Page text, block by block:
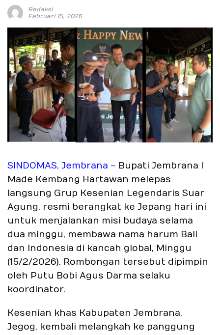
Redaksi
Februari 15, 2026
SINDOMAS, Jembrana – Bupati Jembrana I
Made Kembang Hartawan melepas
langsung Grup Kesenian Legendaris Suar
Agung, resmi berangkat ke Jepang hari ini
untuk menjalankan misi budaya selama
dua minggu, membawa nama harum Bali
dan Indonesia di kancah global, Minggu
(15/2/2026). Rombongan tersebut dipimpin
oleh Putu Bobi Agus Darma selaku
koordinator.
Kesenian khas Kabupaten Jembrana,
Jegog, kembali melangkah ke panggung